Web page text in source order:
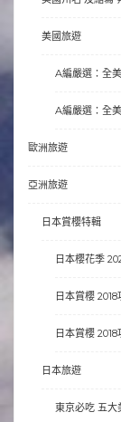
美國旅遊
A編嚴選：全
A編嚴選：全
歐洲旅遊
亞洲旅遊
日本賞櫻特輯
日本櫻花季
日本賞櫻
日本賞櫻
日本旅遊
東京必吃 五大